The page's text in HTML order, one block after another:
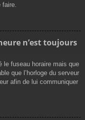
n’est toujours
le fuseau horaire mais que
que l’horloge du serveur
afin de lui communiquer